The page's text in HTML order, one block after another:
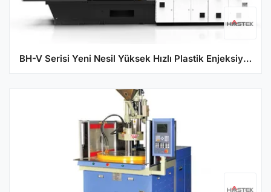
BH-V Serisi Yeni Nesil Yüksek Hızlı Plastik Enjeksiyon Makinesi